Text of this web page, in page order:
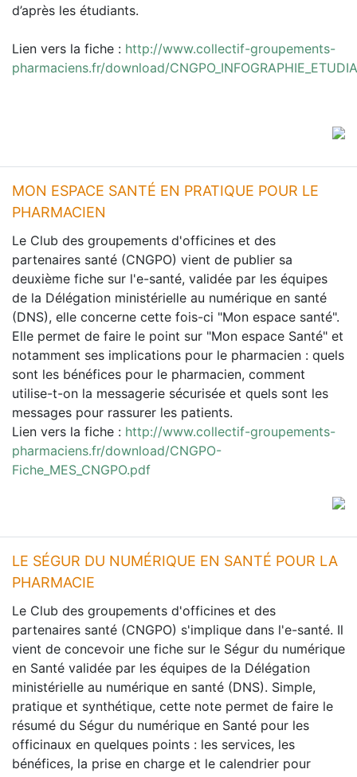
d’après les étudiants.
Lien vers la fiche : http://www.collectif-groupements-
pharmaciens.fr/download/
MON ESPACE SANTÉ EN PRATIQUE POUR LE
PHARMACIEN
Le Club des groupements d'officines et des
partenaires santé (CNGPO) vient de publier sa
deuxième fiche sur l'e-santé, validée par les équipes
de la Délégation ministérielle au numérique en santé
(DNS), elle concerne cette fois-ci "Mon espace santé".
Elle permet de faire le point sur "Mon espace Santé" et
notamment ses implications pour le pharmacien : quels
sont les bénéfices pour le pharmacien, comment
utilise-t-on la messagerie sécurisée et quels sont les
messages pour rassurer les patients.
Lien vers la fiche : http://www.collectif-groupements-
pharmaciens.fr/download/CNGPO-
Fiche_MES_CNGPO.pdf
LE SÉGUR DU NUMÉRIQUE EN SANTÉ POUR LA
PHARMACIE
Le Club des groupements d'officines et des
partenaires santé (CNGPO) s'implique dans l'e-santé. Il
vient de concevoir une fiche sur le Ségur du numérique
en Santé validée par les équipes de la Délégation
ministérielle au numérique en santé (DNS). Simple,
pratique et synthétique, cette note permet de faire le
résumé du Ségur du numérique en Santé pour les
officinaux en quelques points : les services, les
bénéfices, la prise en charge et le calendrier pour